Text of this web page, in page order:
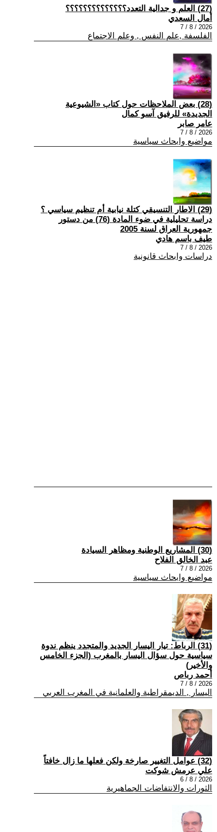
(27) العلم و جدالية التعدد؟؟؟؟؟؟؟؟؟؟؟؟؟؟
أمال السعدي
2026 / 8 / 7
الفلسفة ,علم النفس , وعلم الاجتماع
(28) بعض الملاحظات حول كتاب «الشيوعية
الجديدة» للرفيق آسو كمال
عامر صابر
2026 / 8 / 7
مواضيع وابحاث سياسية
(29) الاطار التنسيقي كتلة نيابية أم تنظيم سياسي ؟
دراسة تحليلية في ضوء المادة (76) من دستور
جمهورية العراق لسنة 2005
طيف باسم هادي
2026 / 8 / 7
دراسات وابحاث قانونية
(30) المشاريع الوطنية ومظاهر السيادة
عبد الخالق الفلاح
2026 / 8 / 7
مواضيع وابحاث سياسية
(31) الرباط: تيار اليسار الجديد والمتجدد ينظم ندوة
سياسية حول سؤال اليسار بالمغرب (الجزء الخامس
والأخير)
أحمد رباص
2026 / 8 / 7
اليسار , الديمقراطية والعلمانية في المغرب العربي
(32) عوامل التغيير صارخة ولكن فعلها ما زال خافتاً
علي عرمش شوكت
2026 / 8 / 6
الثورات والانتفاضات الجماهيرية